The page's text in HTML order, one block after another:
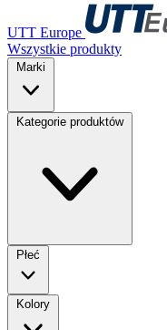
UTT Europe
Wszystkie produkty
Marki
Kategorie produktów
Płeć
Kolory